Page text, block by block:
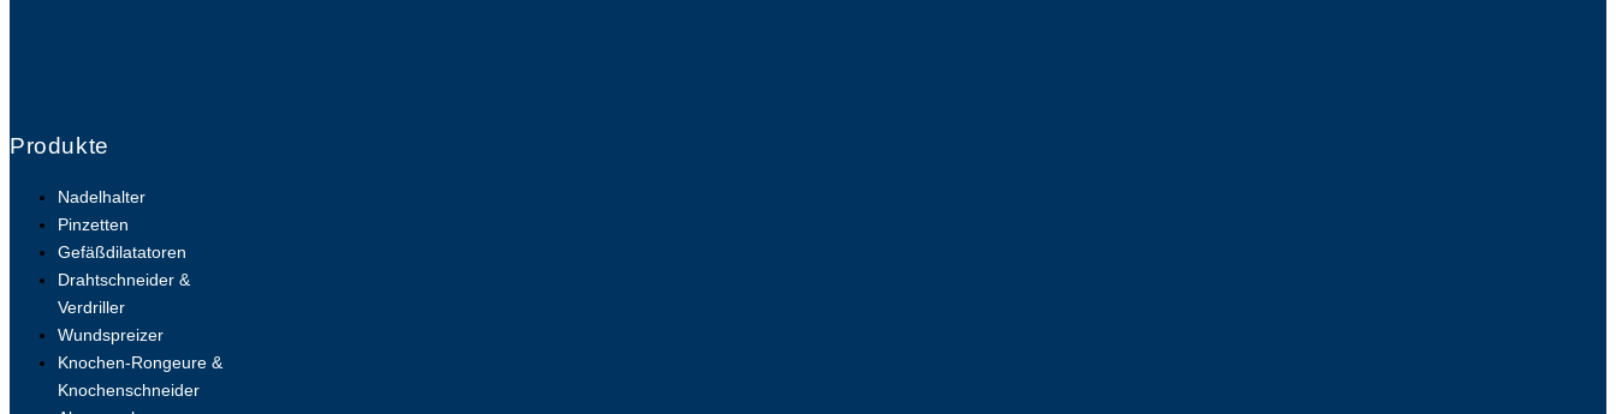
Produkte
Nadelhalter
Pinzetten
Gefäßdilatatoren
Drahtschneider &
Verdriller
Wundspreizer
Knochen-Rongeure &
Knochenschneider